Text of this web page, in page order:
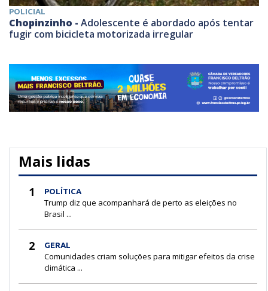
POLICIAL
Chopinzinho - Adolescente é abordado após tentar
fugir com bicicleta motorizada irregular
Mais lidas
1 POLÍTICA
Trump diz que acompanhará de perto as eleições no
Brasil ...
2 GERAL
Comunidades criam soluções para mitigar efeitos da crise
climática ...